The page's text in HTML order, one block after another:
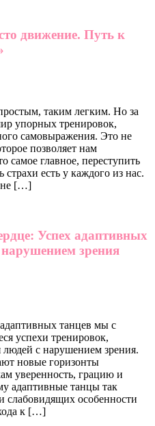
движение. Путь к
таким легким. Но за
упорных тренировок,
самовыражения. Это не
позволяет нам
самое главное, переступить
страхи есть у каждого из нас.
не […]
Успех адаптивных
зрения
танцев мы с
успехи тренировок,
людей с нарушением зрения.
новые горизонты
уверенность, грацию и
адаптивные танцы так
слабовидящих особенности
к […]